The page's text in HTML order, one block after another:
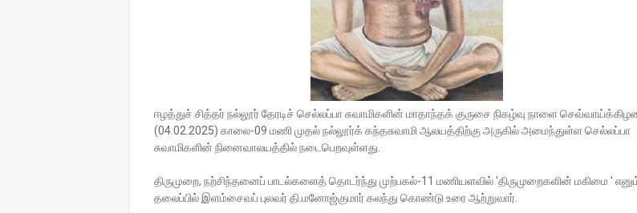
ஈழத்துச் சித்தர் நல்லூர் தேரடிச் செல்லப்பா சுவாமிகளின் மாதாந்தக் குருசை நிகழ்வு நாளை
(04.02.2025) காலை-09 மணி முதல் நல்லூர்க் கந்தசுவாமி ஆலயத்திற்கு அருகில் அமைந்துள்ள செல்லப்பா
சுவாமிகளின் நினைவாலயத்தில் நடைபெறவுள்ளது.
திருமுறை, நற்சிந்தனைப் பாடல்களைத் தொடர்ந்து முற்பகல்-11 மணியளவில் 'திருமுறைகளின் மகிமை '
தலைப்பில் இளம்சைவப் புலவர் தி.மனோஜ்குமார் கலந்து கொண்டு உரை ஆற்றுவார்.